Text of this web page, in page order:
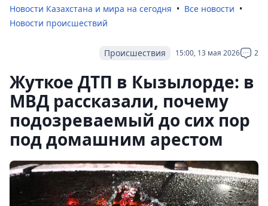
Новости Казахстана и мира на сегодня
Все новости
Новости происшествий
15:00, 13 мая 2026 2
Происшествия
Жуткое ДТП в Кызылорде: в
МВД рассказали, почему
подозреваемый до сих пор
под домашним арестом